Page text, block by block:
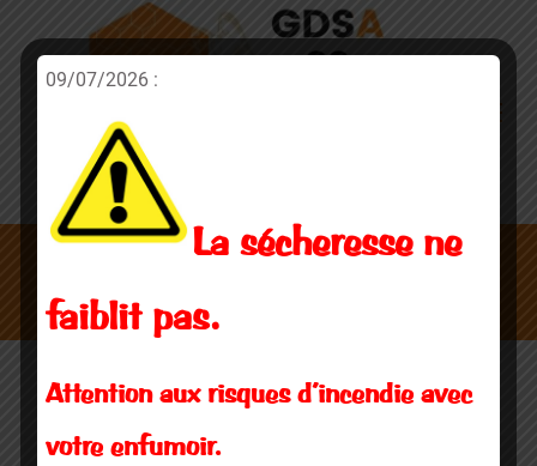
09/07/2026 :
La sécheresse ne
faiblit pas.
Attention aux risques d’incendie avec
votre enfumoir.